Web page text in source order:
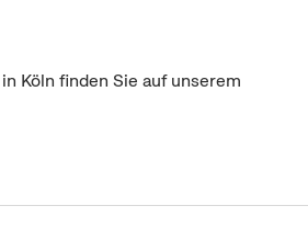
Köln finden Sie auf unserem